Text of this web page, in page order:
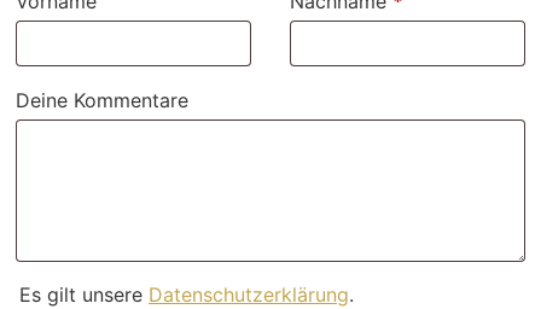
Deine Kommentare
Es gilt unsere Datenschutzerklärung.